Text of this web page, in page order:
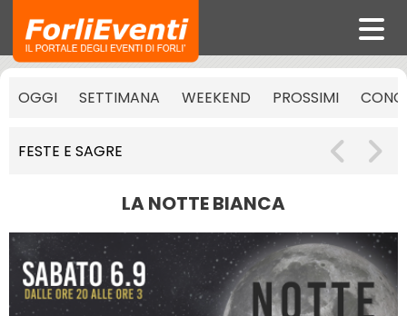
OGGI SETTIMANA WEEKEND PROSSIMI
FESTE E SAGRE
LA NOTTE BIANCA